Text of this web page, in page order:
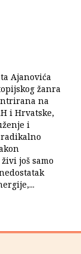
Ajanovića
žanra
na
i Hrvatske,
i
još samo